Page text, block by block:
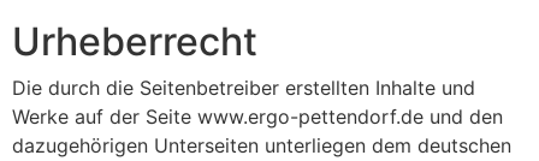
Urheberrecht
Die durch die Seitenbetreiber erstellten Inhalte und
Werke auf der Seite www.ergo-pettendorf.de und den
dazugehörigen Unterseiten unterliegen dem deutschen